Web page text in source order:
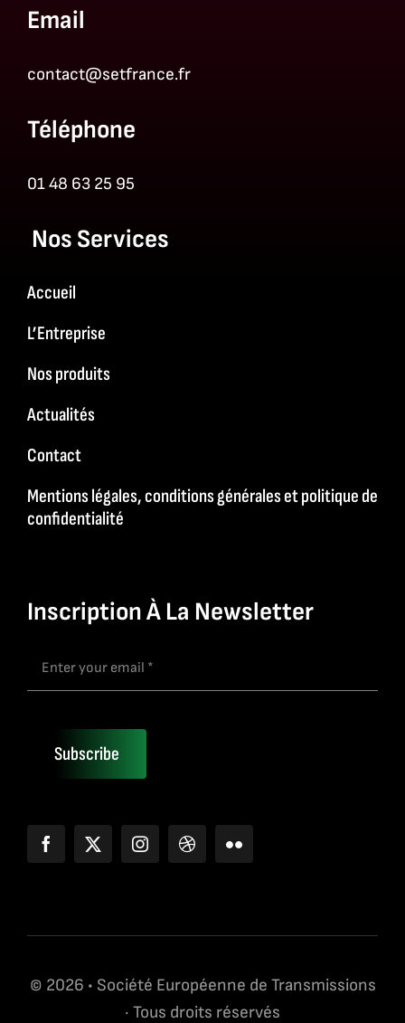
Email
contact@setfrance.fr
Téléphone
01 48 63 25 95
Nos Services
Accueil
L’Entreprise
Nos produits
Actualités
Contact
Mentions légales, conditions générales et politique de
confidentialité
Inscription À La Newsletter
Subscribe
© 2026 • Société Européenne de Transmissions
· Tous droits réservés